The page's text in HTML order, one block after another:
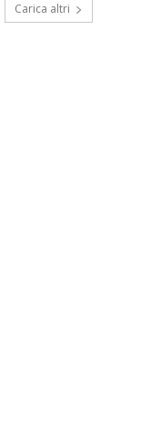
Carica altri